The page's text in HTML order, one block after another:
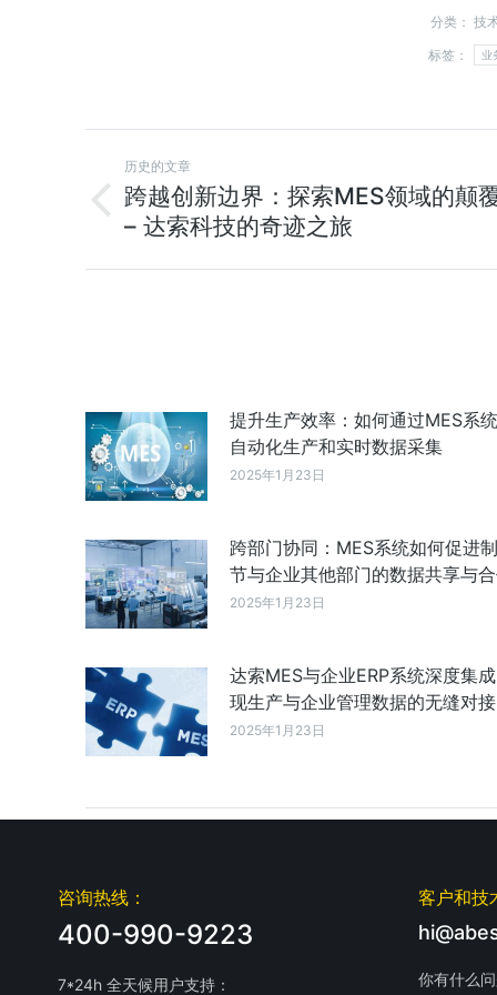
分类： 技
标签：
业
历史的文章
跨越创新边界：探索MES领域的颠
– 达索科技的奇迹之旅
提升生产效率：如何通过MES系
自动化生产和实时数据采集
2025年1月23日
跨部门协同：MES系统如何促进
节与企业其他部门的数据共享与
2025年1月23日
达索MES与企业ERP系统深度集
现生产与企业管理数据的无缝对接
2025年1月23日
咨询热线：
400-990-9223
7*24h 全天候用户支持：
客户和技
你有什么